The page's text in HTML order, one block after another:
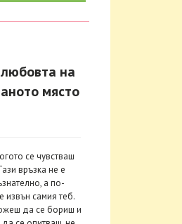
на
място
се чувстваш
връзка не е
а по-
извън самия теб.
да се бориш и